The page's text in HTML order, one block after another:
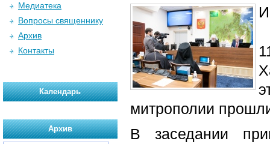
митрополии
В заседании
Медиатека
Вопросы священнику
Архив
Контакты
Календарь
Архив